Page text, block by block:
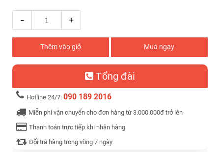
- +
Thêm vào giỏ Mua ngay
Tổng đài
Hotline 24/7: 090 189 2016
Miễn phí vận chuyển cho đơn hàng từ 3.000.000đ trở lên
Thanh toán trực tiếp khi nhận hàng
Đổi trả hàng trong vòng 7 ngày